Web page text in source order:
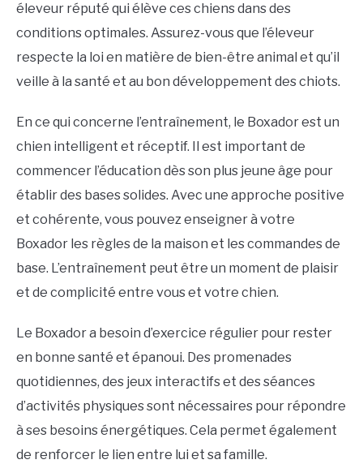
éleveur réputé qui élève ces chiens dans des
conditions optimales. Assurez-vous que l’éleveur
respecte la loi en matière de bien-être animal et qu’il
veille à la santé et au bon développement des chiots.
En ce qui concerne l’entraînement, le Boxador est un
chien intelligent et réceptif. Il est important de
commencer l’éducation dès son plus jeune âge pour
établir des bases solides. Avec une approche positive
et cohérente, vous pouvez enseigner à votre
Boxador les règles de la maison et les commandes de
base. L’entraînement peut être un moment de plaisir
et de complicité entre vous et votre chien.
Le Boxador a besoin d’exercice régulier pour rester
en bonne santé et épanoui. Des promenades
quotidiennes, des jeux interactifs et des séances
d’activités physiques sont nécessaires pour répondre
à ses besoins énergétiques. Cela permet également
de renforcer le lien entre lui et sa famille.